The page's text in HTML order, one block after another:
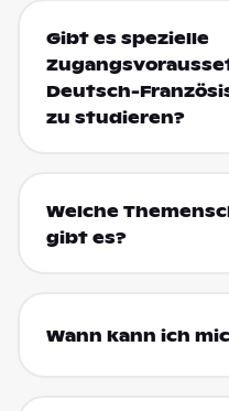
Gibt es spezielle
Deutsch-
zu studieren?
Welche
gibt es?
Wann kann ich